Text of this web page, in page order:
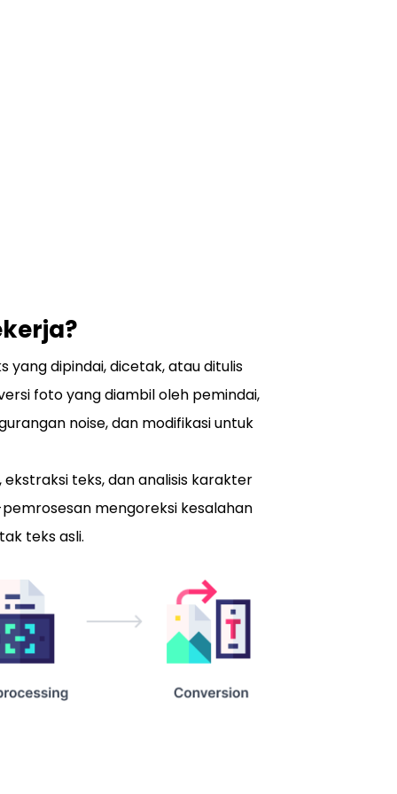
dipindai, dicetak, atau ditulis
foto yang diambil oleh pemindai,
noise, dan modifikasi untuk
teks, dan analisis karakter
mengoreksi kesalahan
teks asli.